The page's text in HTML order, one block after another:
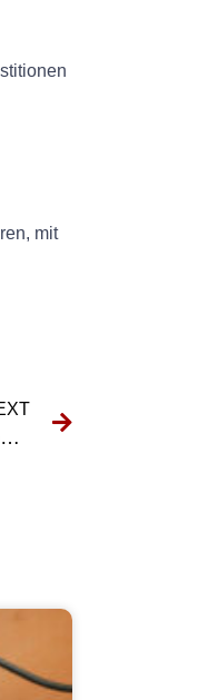
mit
Die Bedeutung der DGUV Wiederkehrende Prüfung für tragbare elektrische Geräte